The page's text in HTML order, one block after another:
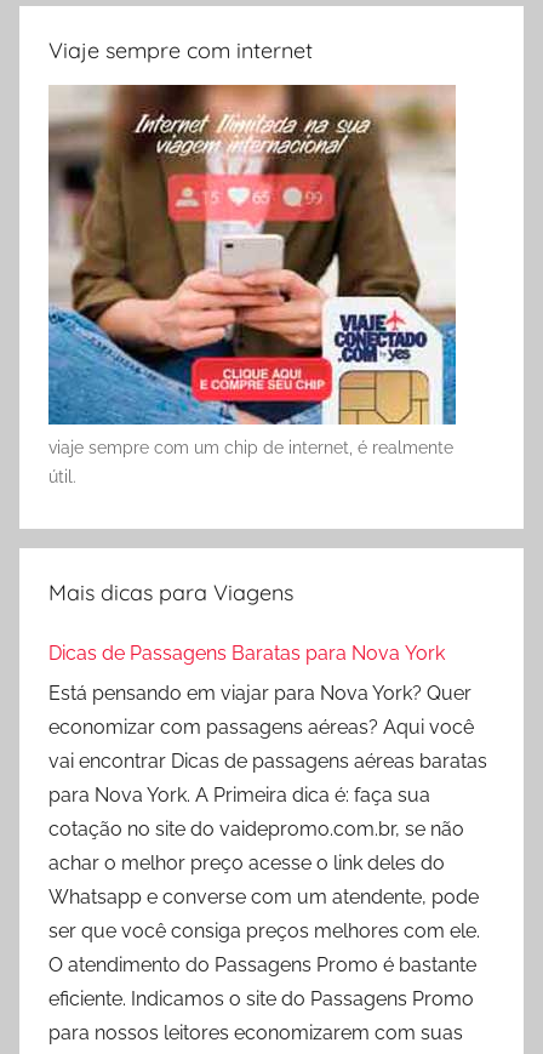
Viaje sempre com internet
viaje sempre com um chip de internet, é realmente
útil.
Mais dicas para Viagens
Dicas de Passagens Baratas para Nova York
Está pensando em viajar para Nova York? Quer
economizar com passagens aéreas? Aqui você
vai encontrar Dicas de passagens aéreas baratas
para Nova York. A Primeira dica é: faça sua
cotação no site do vaidepromo.com.br, se não
achar o melhor preço acesse o link deles do
Whatsapp e converse com um atendente, pode
ser que você consiga preços melhores com ele.
O atendimento do Passagens Promo é bastante
eficiente. Indicamos o site do Passagens Promo
para nossos leitores economizarem com suas